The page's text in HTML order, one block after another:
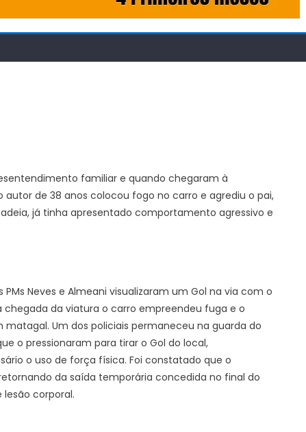
familiar e quando chegaram à
de 38 anos colocou fogo no carro e agrediu o pai,
já tinha apresentado comportamento agressivo e
Neves e Almeani visualizaram um Gol na via com o
da viatura o carro empreendeu fuga e o
Um dos policiais permaneceu na guarda do
o pressionaram para tirar o Gol do local,
o uso de força física. Foi constatado que o
da saída temporária concedida no final do
corporal.